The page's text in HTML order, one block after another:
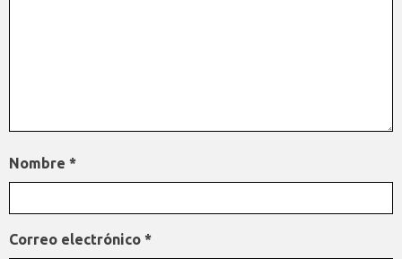
Nombre *
Correo electrónico *